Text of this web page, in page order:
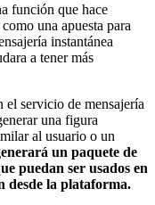
función que hace
una apuesta para
instantánea
a tener más
el servicio de mensajería
una figura
al usuario o un
un paquete de
puedan ser usados en
desde la plataforma.